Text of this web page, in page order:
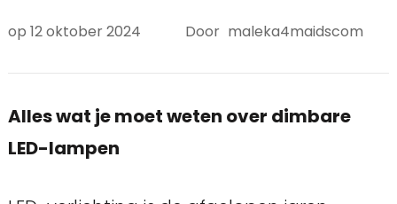
op 12 oktober 2024 Door maleka4maidscom
Alles wat je moet weten over dimbare
LED-lampen